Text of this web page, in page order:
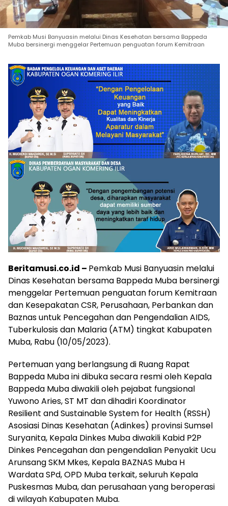
Pemkab Musi Banyuasin melalui Dinas Kesehatan bersama Bappeda
Muba bersinergi menggelar Pertemuan penguatan forum Kemitraan
Beritamusi.co.id – Pemkab Musi Banyuasin melalui
Dinas Kesehatan bersama Bappeda Muba bersinergi
menggelar Pertemuan penguatan forum Kemitraan
dan Kesepakatan CSR, Perusahaan, Perbankan dan
Baznas untuk Pencegahan dan Pengendalian AIDS,
Tuberkulosis dan Malaria (ATM) tingkat Kabupaten
Muba, Rabu (10/05/2023).
Pertemuan yang berlangsung di Ruang Rapat
Bappeda Muba ini dibuka secara resmi oleh Kepala
Bappeda Muba diwakili oleh pejabat fungsional
Yuwono Aries, ST MT dan dihadiri Koordinator
Resilient and Sustainable System for Health (RSSH)
Asosiasi Dinas Kesehatan (Adinkes) provinsi Sumsel
Suryanita, Kepala Dinkes Muba diwakili Kabid P2P
Dinkes Pencegahan dan pengendalian Penyakit Ucu
Arunsang SKM Mkes, Kepala BAZNAS Muba H
Wardata SPd, OPD Muba terkait, seluruh Kepala
Puskesmas Muba, dan perusahaan yang beroperasi
di wilayah Kabupaten Muba.